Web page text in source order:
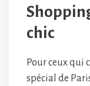
chic
Pour ceux qui
spécial de